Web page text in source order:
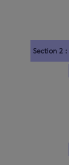
Section 2 :